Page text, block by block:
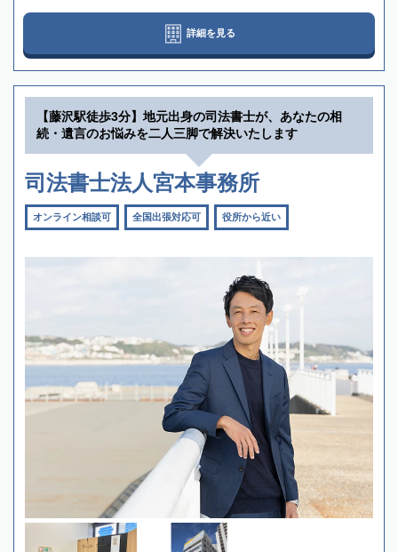
詳細を見る
【藤沢駅徒歩3分】地元出身の司法書士が、あなたの相
続・遺言のお悩みを二人三脚で解決いたします
司法書士法人宮本事務所
オンライン相談可 全国出張対応可 役所から近い